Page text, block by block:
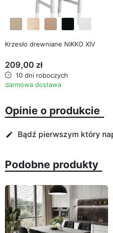
favorite_border
Krzesło drewniane NIKKO XIV
209,00 zł
10 dni roboczych
darmowa dostawa
Opinie o produkcie
edit Bądź pierwszym który
Podobne produkty